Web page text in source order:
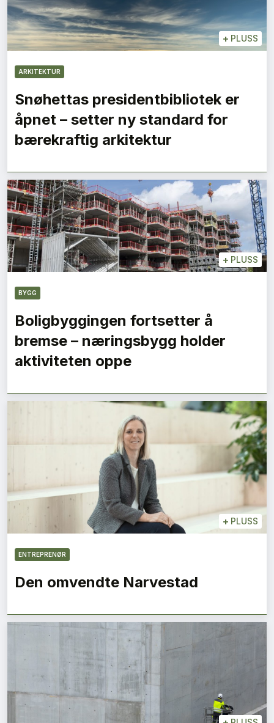
+ PLUSS
ARKITEKTUR
Snøhettas presidentbibliotek er
åpnet – setter ny standard for
bærekraftig arkitektur
+ PLUSS
BYGG
Boligbyggingen fortsetter å
bremse – næringsbygg holder
aktiviteten oppe
+ PLUSS
ENTREPRENØR
Den omvendte Narvestad